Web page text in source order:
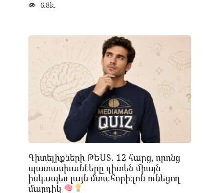
6.8k.
Գիտելիքների ԹԵՍՏ. 12 հարց, որոնց
պատասխանները գիտեն միայն
իսկապես լայն մտահորիզոն ունեցող
մարդիկ